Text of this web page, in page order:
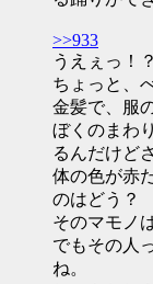
>>933
うえぇっ！
ちょっと、
金髪で、服
ぼくのまわ
るんだけど
体の色が赤
のはどう？
そのマモノ
でもその人
ね。